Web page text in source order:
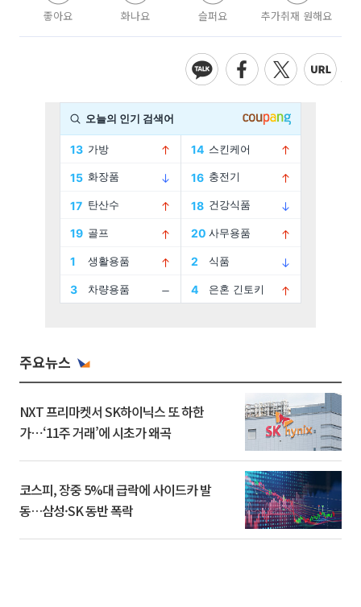
좋아요 화나요 슬퍼요 추가취재 원해요
주요뉴스
NXT 프리마켓서 SK하이닉스 또 하한
가⋯‘11주 거래’에 시초가 왜곡
코스피, 장중 5%대 급락에 사이드카 발
동…삼성·SK 동반 폭락